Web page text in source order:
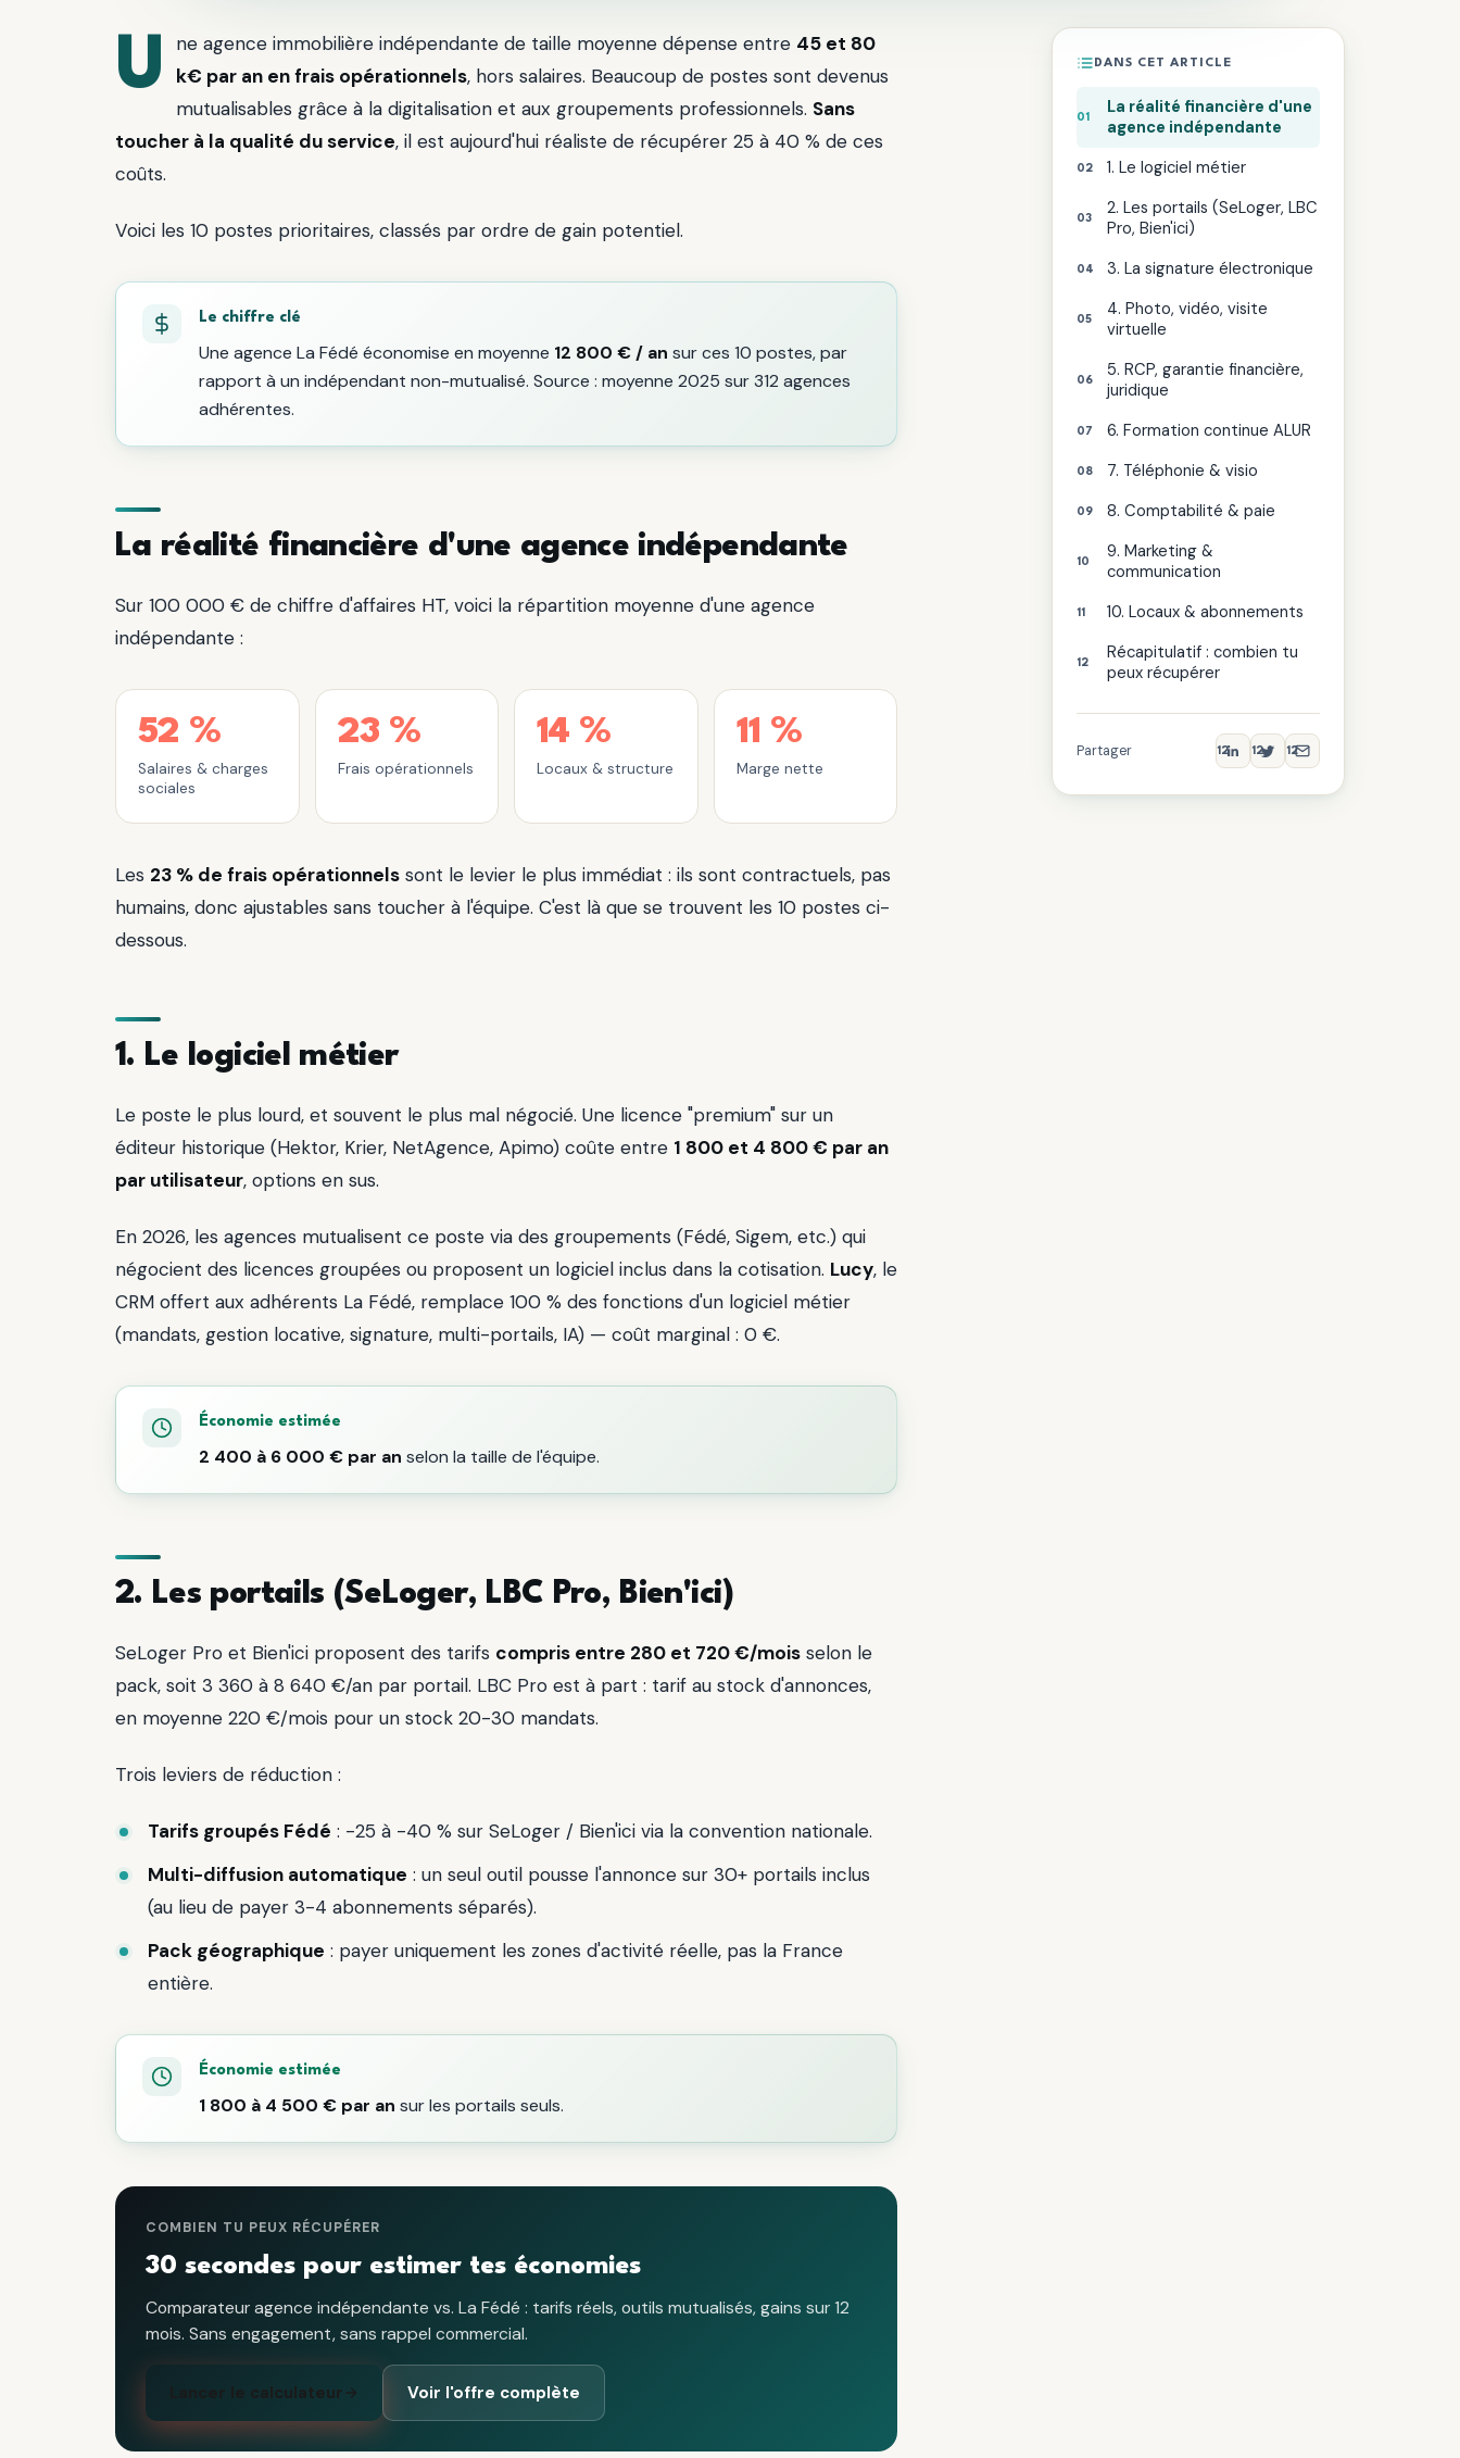
Une agence immobilière indépendante de taille moyenne dépense entre 45 et 80
k€ par an en frais opérationnels, hors salaires. Beaucoup de postes sont devenus
mutualisables grâce à la digitalisation et aux groupements professionnels. Sans
toucher à la qualité du service, il est aujourd'hui réaliste de récupérer 25 à 40 % de ces
coûts.
Voici les 10 postes prioritaires, classés par ordre de gain potentiel.
Le chiffre clé
Une agence La Fédé économise en moyenne 12 800 € / an sur ces 10 postes, par
rapport à un indépendant non-mutualisé. Source : moyenne 2025 sur 312 agences
adhérentes.
La réalité financière d'une agence indépendante
Sur 100 000 € de chiffre d'affaires HT, voici la répartition moyenne d'une agence
indépendante :
52 %
Salaires & charges
sociales
23 %
Frais opérationnels
14 %
Locaux & structure
11 %
Marge nette
Les 23 % de frais opérationnels sont le levier le plus immédiat : ils sont contractuels, pas
humains, donc ajustables sans toucher à l'équipe. C'est là que se trouvent les 10 postes ci-
dessous.
1. Le logiciel métier
Le poste le plus lourd, et souvent le plus mal négocié. Une licence "premium" sur un
éditeur historique (Hektor, Krier, NetAgence, Apimo) coûte entre 1 800 et 4 800 € par an
par utilisateur, options en sus.
En 2026, les agences mutualisent ce poste via des groupements (Fédé, Sigem, etc.) qui
négocient des licences groupées ou proposent un logiciel inclus dans la cotisation. Lucy, le
CRM offert aux adhérents La Fédé, remplace 100 % des fonctions d'un logiciel métier
(mandats, gestion locative, signature, multi-portails, IA) — coût marginal : 0 €.
Économie estimée
2 400 à 6 000 € par an selon la taille de l'équipe.
2. Les portails (SeLoger, LBC Pro, Bien'ici)
SeLoger Pro et Bien'ici proposent des tarifs compris entre 280 et 720 €/mois selon le
pack, soit 3 360 à 8 640 €/an par portail. LBC Pro est à part : tarif au stock d'annonces,
en moyenne 220 €/mois pour un stock 20-30 mandats.
Trois leviers de réduction :
Tarifs groupés Fédé : -25 à -40 % sur SeLoger / Bien'ici via la convention nationale.
Multi-diffusion automatique : un seul outil pousse l'annonce sur 30+ portails inclus
(au lieu de payer 3-4 abonnements séparés).
Pack géographique : payer uniquement les zones d'activité réelle, pas la France
entière.
Économie estimée
1 800 à 4 500 € par an sur les portails seuls.
COMBIEN TU PEUX RÉCUPÉRER
30 secondes pour estimer tes économies
Comparateur agence indépendante vs. La Fédé : tarifs réels, outils mutualisés, gains sur 12
mois. Sans engagement, sans rappel commercial.
Lancer le calculateur Voir l'offre complète
DANS CET ARTICLE
La réalité financière d'une
agence indépendante
1. Le logiciel métier
2. Les portails (SeLoger, LBC
Pro, Bien'ici)
3. La signature électronique
4. Photo, vidéo, visite
virtuelle
5. RCP, garantie financière,
juridique
6. Formation continue ALUR
7. Téléphonie & visio
8. Comptabilité & paie
9. Marketing &
communication
10. Locaux & abonnements
Récapitulatif : combien tu
peux récupérer
Partager